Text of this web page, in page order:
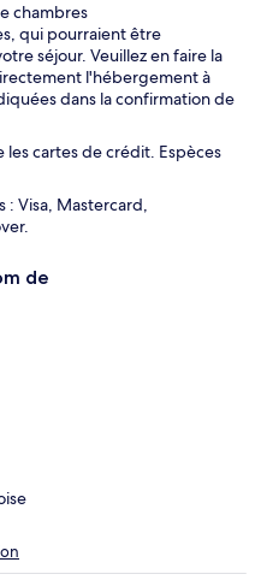
chambres
qui pourraient être
séjour. Veuillez en faire la
l'hébergement à
dans la confirmation de
cartes de crédit. Espèces
: Visa, Mastercard,
de